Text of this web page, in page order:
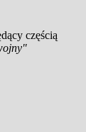
częścią